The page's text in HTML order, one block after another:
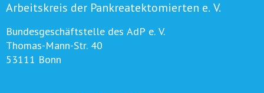
Arbeitskreis der Pankreatektomierten e. V.
Bundesgeschäftstelle des AdP e. V.
Thomas-Mann-Str. 40
53111 Bonn